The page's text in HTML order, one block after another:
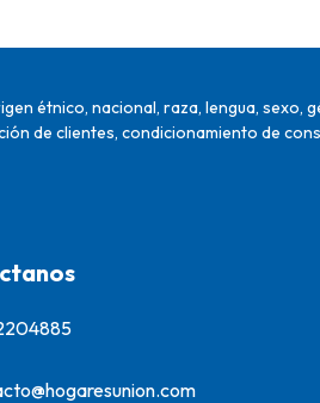
étnico, nacional, raza, lengua, sexo,
de clientes, condicionamiento de